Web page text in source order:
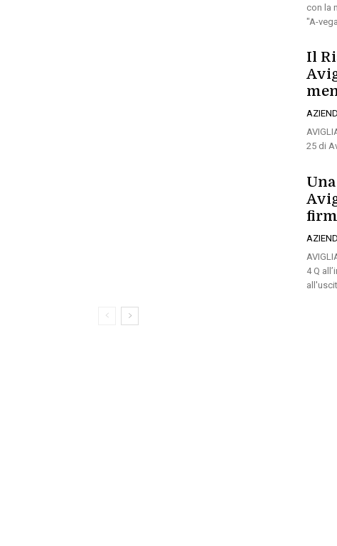
con la
"A-
Il
25 di
4 Q